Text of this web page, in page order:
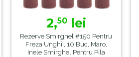
2,50lei
Rezerve Smirghel #150 Pentru
Freza Unghii, 10 Buc, Maro,
Inele Smirghel Pentru Pila